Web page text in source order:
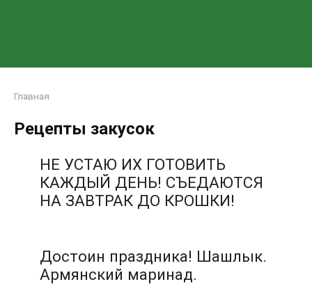
Главная
Рецепты закусок
НЕ УСТАЮ ИХ ГОТОВИТЬ
КАЖДЫЙ ДЕНЬ! СЪЕДАЮТСЯ
НА ЗАВТРАК ДО КРОШКИ!
Достоин праздника! Шашлык.
Аpмянский маринад.